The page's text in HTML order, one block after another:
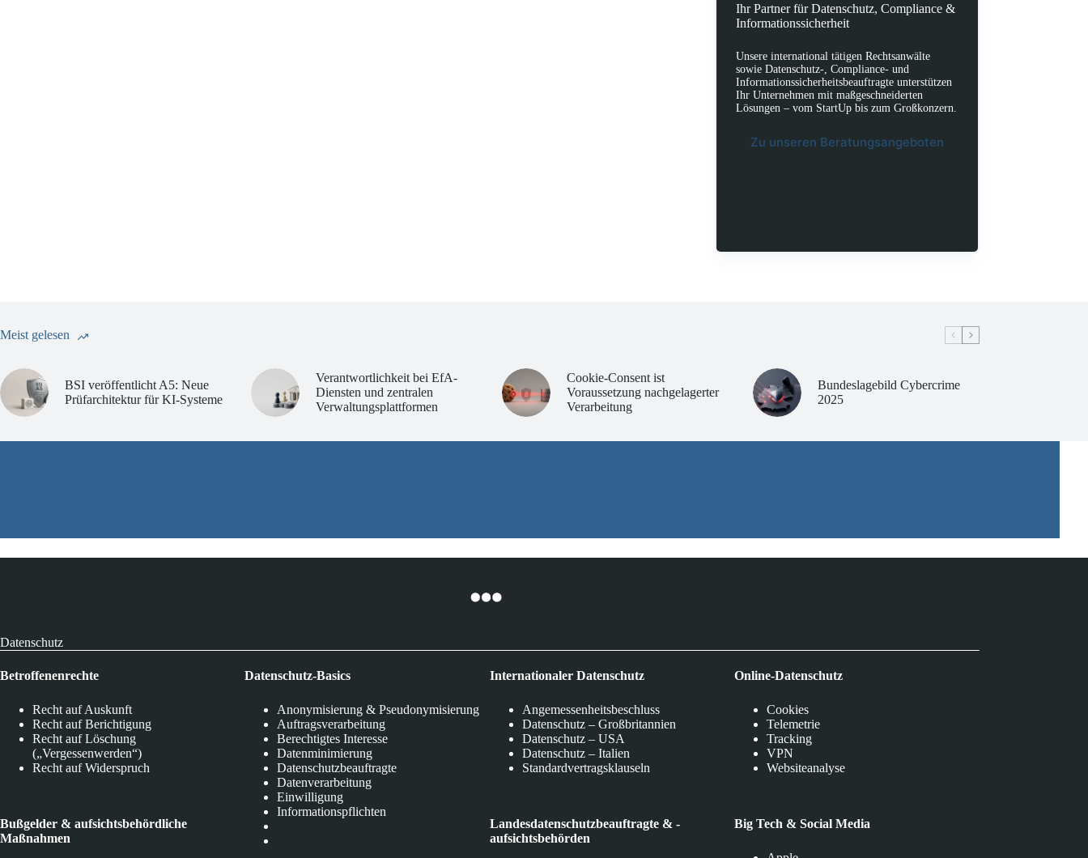
Ihr Partner für Datenschutz, Compliance &
Informationssicherheit
Unsere international tätigen Rechtsanwälte
sowie Datenschutz-, Compliance- und
Informationssicherheitsbeauftragte unterstützen
Ihr Unternehmen mit maßgeschneiderten
Lösungen – vom StartUp bis zum Großkonzern.
Zu unseren Beratungsangeboten
Meist gelesen
BSI veröffentlicht A5: Neue
Prüfarchitektur für KI-Systeme
Verantwortlichkeit bei EfA-
Diensten und zentralen
Verwaltungsplattformen
Cookie-Consent ist
Voraussetzung nachgelagerter
Verarbeitung
Bundeslagebild Cybercrime
2025
Datenschutz
Betroffenenrechte
Recht auf Auskunft
Recht auf Berichtigung
Recht auf Löschung
(„Vergessenwerden“)
Recht auf Widerspruch
Bußgelder & aufsichtsbehördliche
Maßnahmen
Datenschutz-Basics
Anonymisierung & Pseudonymisierung
Auftragsverarbeitung
Berechtigtes Interesse
Datenminimierung
Datenschutzbeauftragte
Datenverarbeitung
Einwilligung
Informationspflichten
Internationaler Datenschutz
Angemessenheitsbeschluss
Datenschutz – Großbritannien
Datenschutz – USA
Datenschutz – Italien
Standardvertragsklauseln
Landesdatenschutzbeauftragte & -
aufsichtsbehörden
Online-Datenschutz
Cookies
Telemetrie
Tracking
VPN
Websiteanalyse
Big Tech & Social Media